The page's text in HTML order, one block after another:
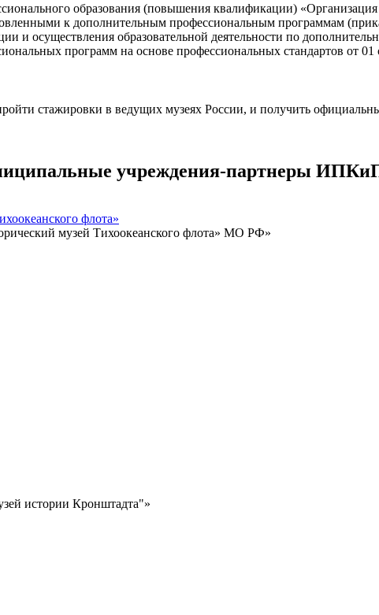
образования (повышения квалификации)
к дополнительным профессиональным программам
и осуществления образовательной деятельности по
программ на основе профессиональных стандартов от 01
стажировки в ведущих музеях России, и получить
учреждения-партнеры
флота»
музей Тихоокеанского флота» МО РФ»
истории Кронштадта"»